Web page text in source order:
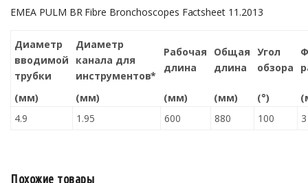
EMEA PULM BR Fibre Bronchoscopes Factsheet 11.2013
Диаметр
вводимой
трубки
Диаметр
канала для
инструментов*
Рабочая
длина
Общая
длина
Угол
обзора
(мм) (мм) (мм) (мм) (°)
4.9
1.95 600 880 100
Похожие товары